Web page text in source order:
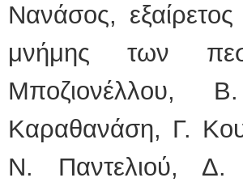
Νανάσος,
μνήμης των
Μποζιονέλλου,
Καραθανάση, Γ.
Ν. Παντελιού, Δ.